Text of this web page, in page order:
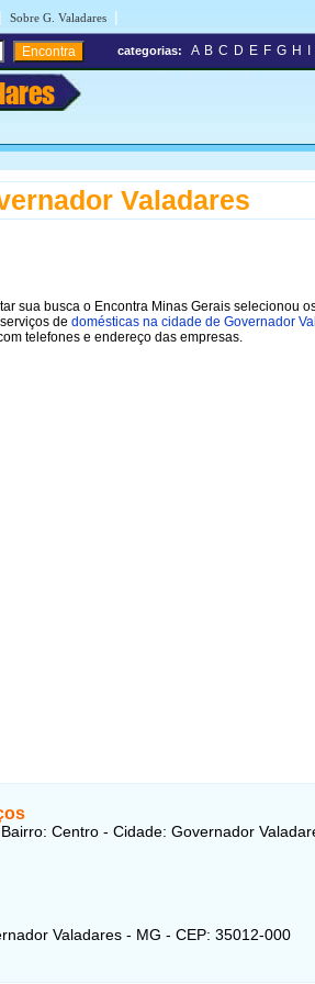
| Sobre G. Valadares |
categorias: A B C D E F G H
Valadares
sua busca o Encontra Minas Gerais selecionou
de domésticas na cidade de Governador
telefones e endereço das empresas.
Centro - Cidade: Governador
Valadares - MG - CEP: 35012-000